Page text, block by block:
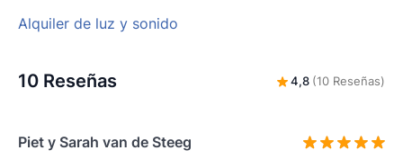
Alquiler de luz y sonido
10 Reseñas 4,8 (10 Reseñas)
Piet y Sarah van de Steeg